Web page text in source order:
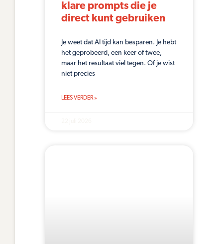
klare prompts die je
direct kunt gebruiken
Je weet dat AI tijd kan besparen. Je hebt
het geprobeerd, een keer of twee,
maar het resultaat viel tegen. Of je wist
niet precies
LEES VERDER »